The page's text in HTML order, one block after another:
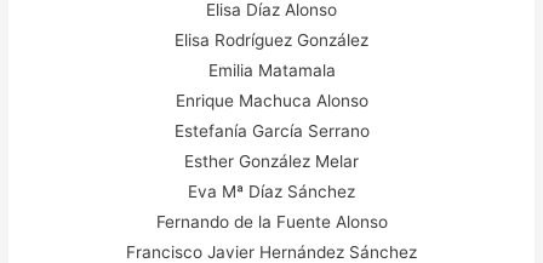
Elisa Díaz Alonso
Elisa Rodríguez González
Emilia Matamala
Enrique Machuca Alonso
Estefanía García Serrano
Esther González Melar
Eva Mª Díaz Sánchez
Fernando de la Fuente Alonso
Francisco Javier Hernández Sánchez